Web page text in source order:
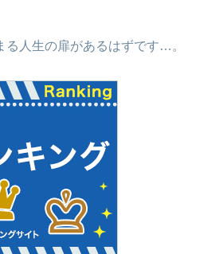
る人生の扉があるはずです…。